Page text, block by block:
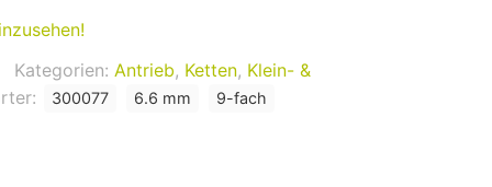
Kategorien: Antrieb, Ketten, Klein- &
300077 6.6 mm
9-fach